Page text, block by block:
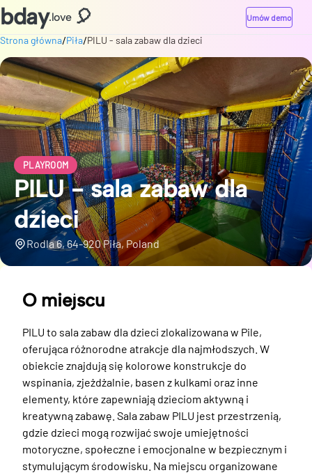
bday.love 🎈 Umów demo
Strona główna/Piła/PILU - sala zabaw dla dzieci
PLAYROOM
PILU - sala zabaw dla
dzieci
Rodla 6, 64-920 Piła, Poland
O miejscu
PILU to sala zabaw dla dzieci zlokalizowana w Pile,
oferująca różnorodne atrakcje dla najmłodszych. W
obiekcie znajdują się kolorowe konstrukcje do
wspinania, zjeżdżalnie, basen z kulkami oraz inne
elementy, które zapewniają dzieciom aktywną i
kreatywną zabawę. Sala zabaw PILU jest przestrzenią,
gdzie dzieci mogą rozwijać swoje umiejętności
motoryczne, społeczne i emocjonalne w bezpiecznym i
stymulującym środowisku. Na miejscu organizowane